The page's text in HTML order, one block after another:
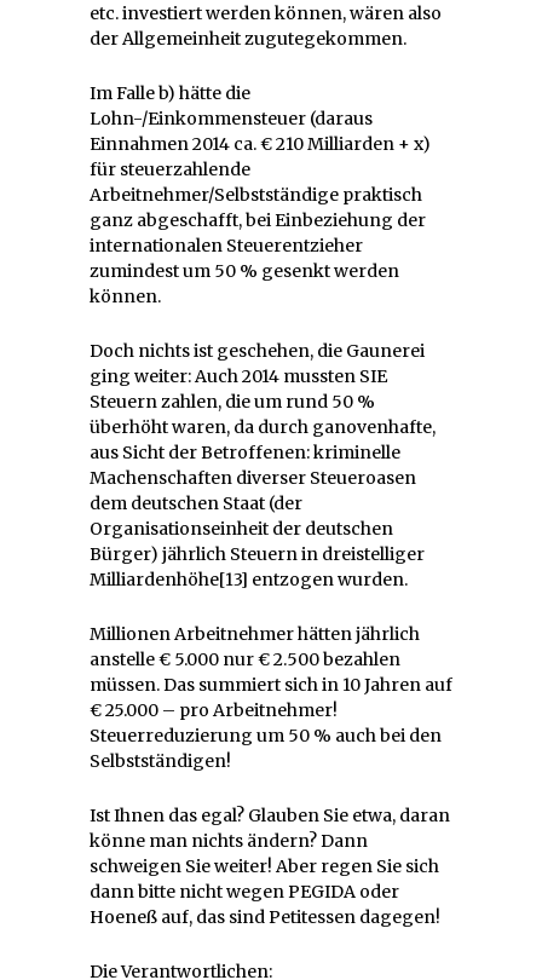
etc. investiert werden können, wären also
der Allgemeinheit zugutegekommen.
Im Falle b) hätte die
Lohn-/Einkommensteuer (daraus
Einnahmen 2014 ca. € 210 Milliarden + x)
für steuerzahlende
Arbeitnehmer/Selbstständige praktisch
ganz abgeschafft, bei Einbeziehung der
internationalen Steuerentzieher
zumindest um 50 % gesenkt werden
können.
Doch nichts ist geschehen, die Gaunerei
ging weiter: Auch 2014 mussten SIE
Steuern zahlen, die um rund 50 %
überhöht waren, da durch ganovenhafte,
aus Sicht der Betroffenen: kriminelle
Machenschaften diverser Steueroasen
dem deutschen Staat (der
Organisationseinheit der deutschen
Bürger) jährlich Steuern in dreistelliger
Milliardenhöhe[13] entzogen wurden.
Millionen Arbeitnehmer hätten jährlich
anstelle € 5.000 nur € 2.500 bezahlen
müssen. Das summiert sich in 10 Jahren auf
€ 25.000 – pro Arbeitnehmer!
Steuerreduzierung um 50 % auch bei den
Selbstständigen!
Ist Ihnen das egal? Glauben Sie etwa, daran
könne man nichts ändern? Dann
schweigen Sie weiter! Aber regen Sie sich
dann bitte nicht wegen PEGIDA oder
Hoeneß auf, das sind Petitessen dagegen!
Die Verantwortlichen: